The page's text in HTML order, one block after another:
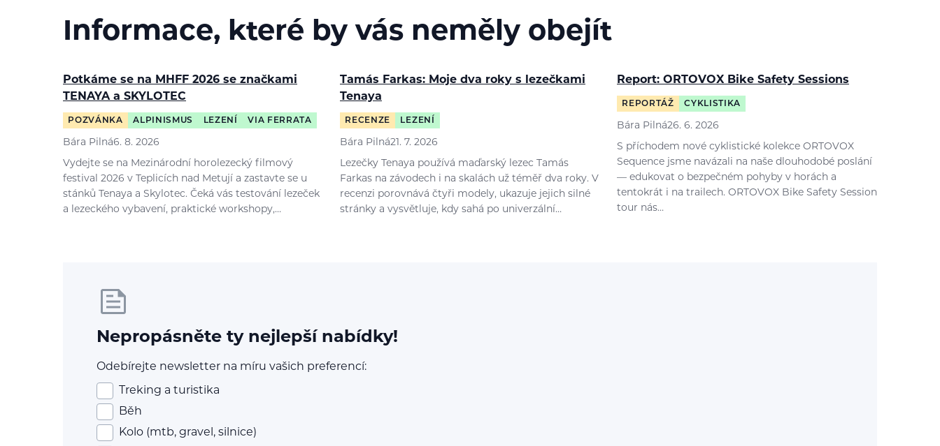
Informace, které by vás neměly obejít
Potkáme se na MHFF 2026 se značkami
TENAYA a SKYLOTEC
POZVÁNKA ALPINISMUS LEZENÍ VIA FERRATA
Bára Pilná6. 8. 2026
Vydejte se na Mezinárodní horolezecký filmový
festival 2026 v Teplicích nad Metují a zastavte se u
stánků Tenaya a Skylotec. Čeká vás testování lezeček
a lezeckého vybavení, praktické workshopy,…
Tamás Farkas: Moje dva roky s lezečkami
Tenaya
RECENZE LEZENÍ
Bára Pilná21. 7. 2026
Lezečky Tenaya používá maďarský lezec Tamás
Farkas na závodech i na skalách už téměř dva roky. V
recenzi porovnává čtyři modely, ukazuje jejich silné
stránky a vysvětluje, kdy sahá po univerzální…
Report: ORTOVOX Bike Safety Sessions
REPORTÁŽ CYKLISTIKA
Bára Pilná26. 6. 2026
S příchodem nové cyklistické kolekce ORTOVOX
Sequence jsme navázali na naše dlouhodobé poslání
— edukovat o bezpečném pohyby v horách a
tentokrát i na trailech. ORTOVOX Bike Safety Session
tour nás…
Nepropásněte ty nejlepší nabídky!
Odebírejte newsletter na míru vašich preferencí:
Treking a turistika
Běh
Kolo (mtb, gravel, silnice)